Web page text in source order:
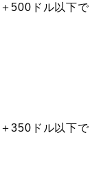
＋500 ドル以下で
＋350 ドル以下で